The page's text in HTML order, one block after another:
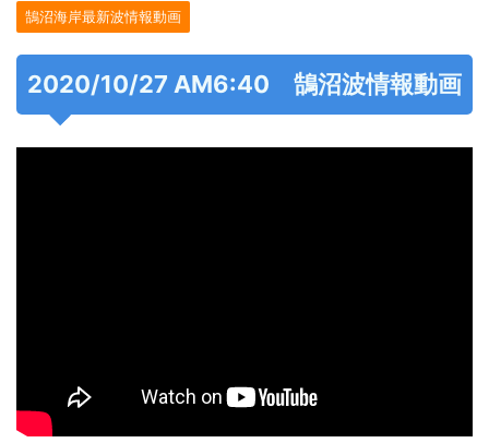
鵠沼海岸最新波情報動画
2020/10/27 AM6:40 鵠沼波情報動画